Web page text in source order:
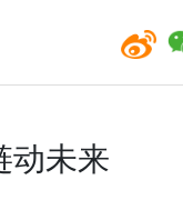
未来